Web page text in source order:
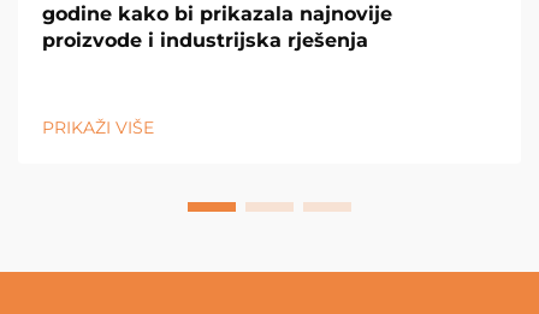
godine kako bi prikazala najnovije
proizvode i industrijska rješenja
PRIKAŽI VIŠE